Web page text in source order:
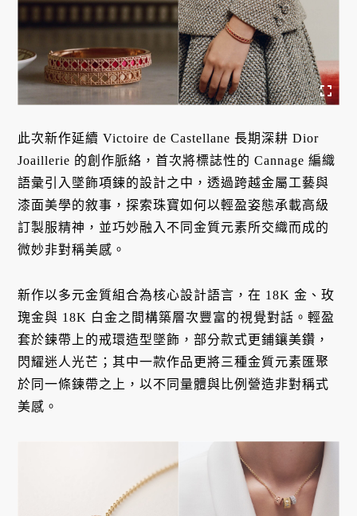
此次新作延續 Victoire de Castellane 長期深耕 Dior
Joaillerie 的創作脈絡，首次將標誌性的 Cannage 編織
語彙引入墜飾項鍊的設計之中，透過跨越金屬工藝與
漆面美學的敘事，探索珠寶如何以輕盈姿態承載高級
訂製服精神，並巧妙融入不同金質元素所交織而成的
微妙非對稱美感。
新作以多元金質組合為核心設計語言，在 18K 金、玫
瑰金與 18K 白金之間構築層次豐富的視覺對話。輕盈
套於鍊帶上的戒環造型墜飾，部分款式更鋪鑲美鑽，
閃耀迷人光芒；其中一款作品更將三種金質元素匯聚
於同一條鍊帶之上，以不同量體與比例營造非對稱式
美感。